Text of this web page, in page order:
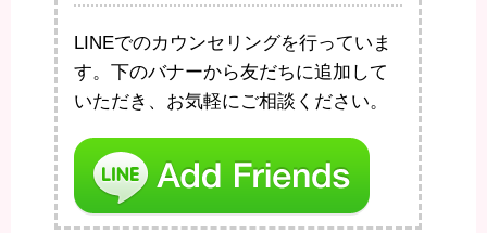
LINEでのカウンセリングを行っていま
す。下のバナーから友だちに追加して
いただき、お気軽にご相談ください。